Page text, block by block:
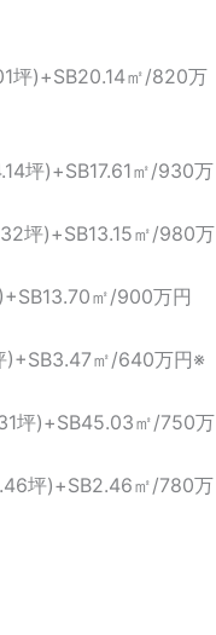
坪)+SB20.14㎡/820万
坪)+SB17.61㎡/930万
坪)+SB13.15㎡/980万
㎡/900万円
)+SB3.47㎡/640万円※
坪)+SB45.03㎡/750万
坪)+SB2.46㎡/780万